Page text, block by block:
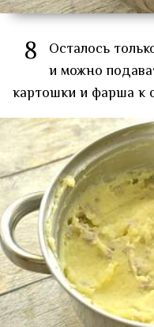
8
Осталось
и можно
картошки и фарша к